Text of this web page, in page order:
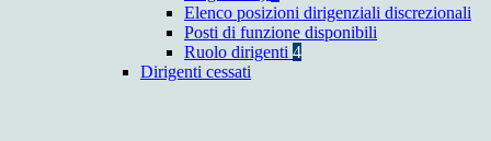
Elenco posizioni dirigenziali discrezionali
Posti di funzione disponibili
Ruolo dirigenti 4
Dirigenti cessati